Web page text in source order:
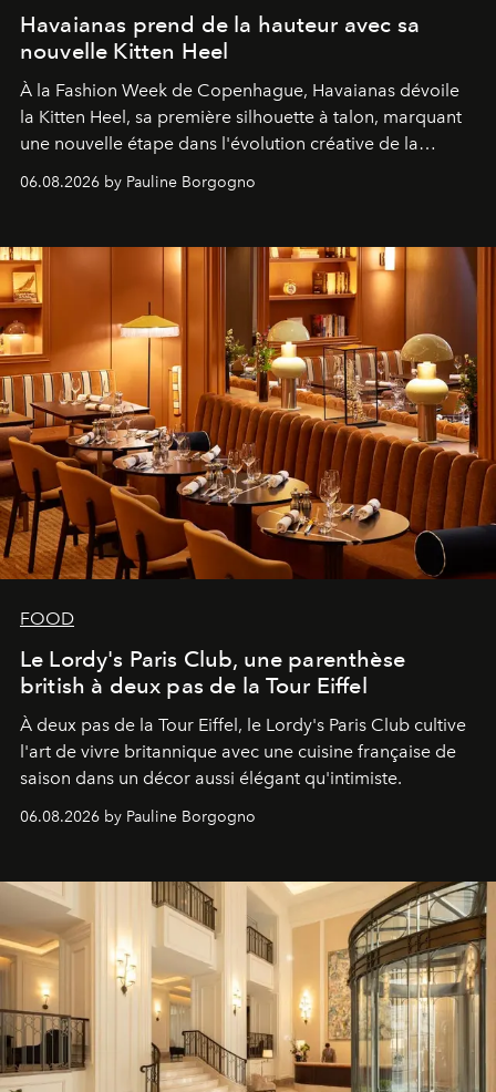
Havaianas prend de la hauteur avec sa
nouvelle Kitten Heel
À la Fashion Week de Copenhague, Havaianas dévoile
la Kitten Heel, sa première silhouette à talon, marquant
une nouvelle étape dans l'évolution créative de la
06.08.2026 by Pauline Borgogno
FOOD
Le Lordy's Paris Club, une parenthèse
british à deux pas de la Tour Eiffel
À deux pas de la Tour Eiffel, le Lordy's Paris Club cultive
l'art de vivre britannique avec une cuisine française de
saison dans un décor aussi élégant qu'intimiste.
06.08.2026 by Pauline Borgogno